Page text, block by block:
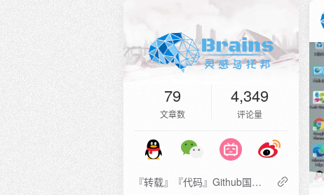
79
文章数
4,349
评论量
『转载』『代码』Github国内加速克隆及下载